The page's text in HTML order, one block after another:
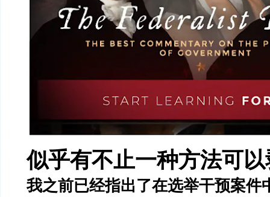
似乎有不止一种方法可
我之前已经指出了在选举干预案件